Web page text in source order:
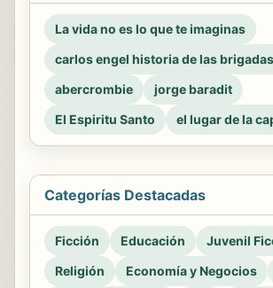
La vida no es lo que te imaginas
carlos engel historia de las
abercrombie
jorge baradit
El Espiritu Santo
el lugar de la
Categorías Destacadas
Ficción Educación
Juvenil
Religión
Economía y Negocios